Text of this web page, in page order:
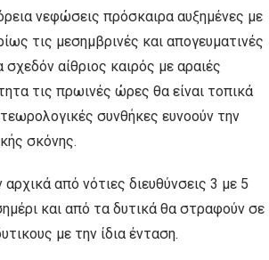
νεφώσεις πρόσκαιρα αυξημένες με
τις μεσημβρινές και απογευματινές
αίθριος καιρός με αραιές
τις πρωινές ώρες θα είναι τοπικά
συνθήκες ευνοούν την
σκόνης.
αρχικά από νότιες διευθύνσεις 3 με 5
και από τα δυτικά θα στραφούν σε
με την ίδια ένταση.